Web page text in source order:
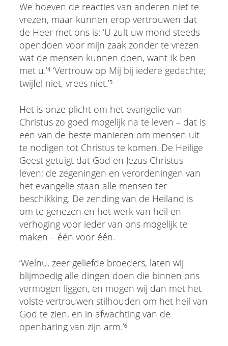
We hoeven de reacties van anderen niet te
vrezen, maar kunnen erop vertrouwen dat
de Heer met ons is: ‘U zult uw mond steeds
opendoen voor mijn zaak zonder te vrezen
wat de mensen kunnen doen, want Ik ben
met u.’⁴ ‘Vertrouw op Mij bij iedere gedachte;
twijfel niet, vrees niet.’⁵
Het is onze plicht om het evangelie van
Christus zo goed mogelijk na te leven – dat is
een van de beste manieren om mensen uit
te nodigen tot Christus te komen. De Heilige
Geest getuigt dat God en Jezus Christus
leven; de zegeningen en verordeningen van
het evangelie staan alle mensen ter
beschikking. De zending van de Heiland is
om te genezen en het werk van heil en
verhoging voor ieder van ons mogelijk te
maken – één voor één.
‘Welnu, zeer geliefde broeders, laten wij
blijmoedig alle dingen doen die binnen ons
vermogen liggen, en mogen wij dan met het
volste vertrouwen stilhouden om het heil van
God te zien, en in afwachting van de
openbaring van zijn arm.’⁶